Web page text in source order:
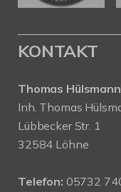
KONTAKT
Thomas
Inh. Thomas
Lübbecker Str. 1
32584 Löhne
Telefon: 05732